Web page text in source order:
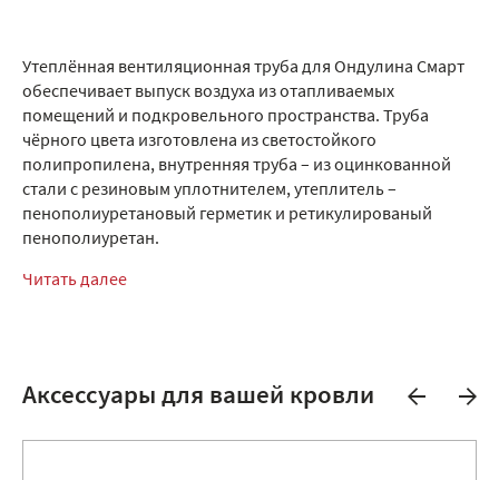
Утеплённая вентиляционная труба для Ондулина Смарт
обеспечивает выпуск воздуха из отапливаемых
помещений и подкровельного пространства. Труба
чёрного цвета изготовлена из светостойкого
полипропилена, внутренняя труба – из оцинкованной
стали с резиновым уплотнителем, утеплитель –
пенополиуретановый герметик и ретикулированый
пенополиуретан.
Читать далее
Аксессуары для вашей кровли